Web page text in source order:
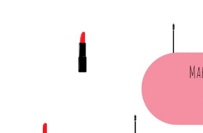
キ